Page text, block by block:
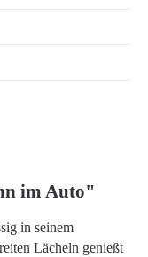
im Auto"
in seinem
Lächeln genießt